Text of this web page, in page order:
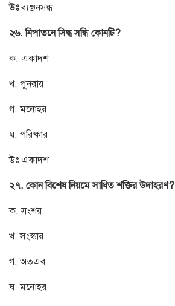
উঃব্যঞ্জনসন্ধ
২৬. নিপাতনে সিদ্ধ সন্ধি কোনটি?
ক. একাদশ
খ. পুনরায়
গ. মনোহর
ঘ. পরিষ্কার
উঃ একাদশ
২৭. কোন বিশেষ নিয়মে সাধিত শক্তির উদাহরণ?
ক. সংশয়
খ. সংস্কার
গ. অতএব
ঘ. মনোহর